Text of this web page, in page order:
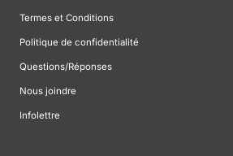
Termes et Conditions
Politique de confidentialité
Questions/Réponses
Nous joindre
Infolettre